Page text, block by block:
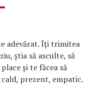
adevărat. Îți trimitea
știa să asculte, să
și te făcea să
prezent, empatic.